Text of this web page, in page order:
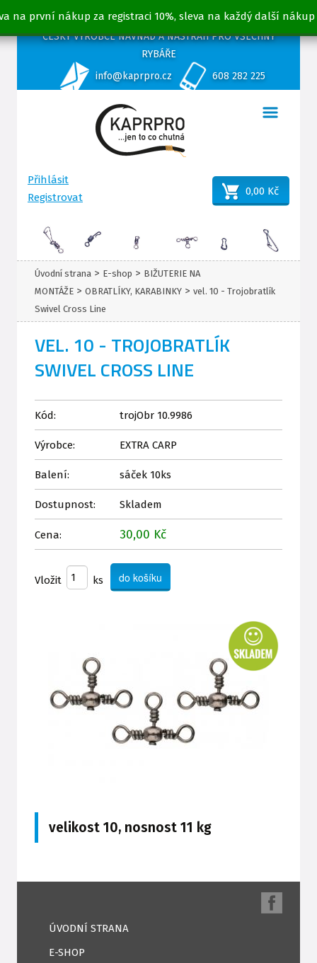
na první nákup za registraci 10%, sleva na každý další nákup
ČESKÝ VÝROBCE NÁVNAD A NÁSTRAH PRO VŠECHNY
RYBÁŘE
info@kaprpro.cz
608 282 225
Přihlásit
Registrovat
0,00 Kč
Úvodní strana > E-shop > BIŽUTERIE NA
MONTÁŽE > OBRATLÍKY, KARABINKY > vel. 10 - Trojobratlík
Swivel Cross Line
VEL. 10 - TROJOBRATLÍK
SWIVEL CROSS LINE
Kód: trojObr 10.9986
Výrobce: EXTRA CARP
Balení: sáček 10ks
Dostupnost: Skladem
Cena: 30,00 Kč
Vložit ks
velikost 10, nosnost 11 kg
ÚVODNÍ STRANA
E-SHOP